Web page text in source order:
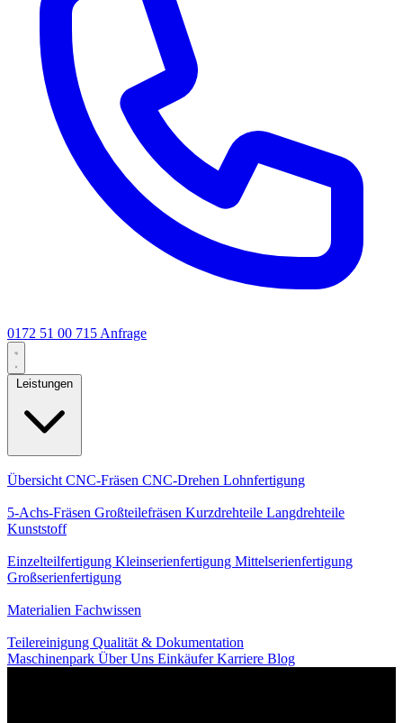
0172 51 00 715 Anfrage
Leistungen
Übersicht CNC-Fräsen CNC-Drehen Lohnfertigung
5-Achs-Fräsen Großteilefräsen Kurzdrehteile Langdrehteile
Kunststoff
Einzelteilfertigung Kleinserienfertigung Mittelserienfertigung
Großserienfertigung
Materialien Fachwissen
Teilereinigung Qualität & Dokumentation
Maschinenpark Über Uns EinkäuferKarriere Blog